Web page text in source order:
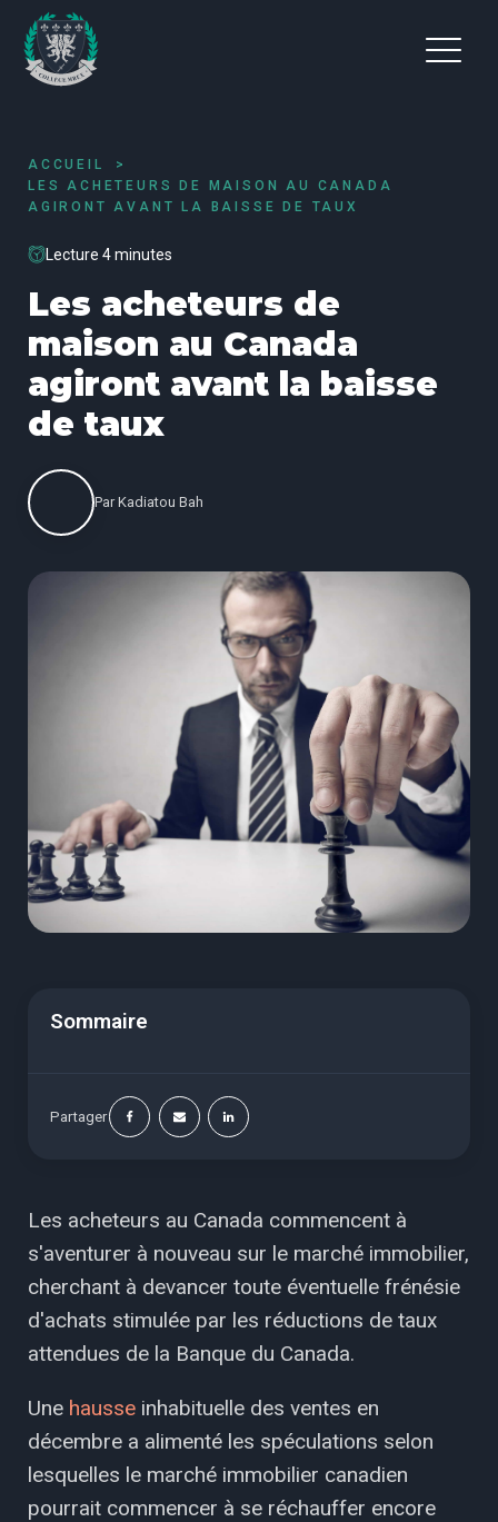
ACCUEIL
LES ACHETEURS DE MAISON AU CANADA
AGIRONT AVANT LA BAISSE DE TAUX
Lecture 4 minutes
Les acheteurs de
maison au Canada
agiront avant la baisse
de taux
Par Kadiatou Bah
Sommaire
Partager
Les acheteurs au Canada commencent à
s'aventurer à nouveau sur le marché immobilier,
cherchant à devancer toute éventuelle frénésie
d'achats stimulée par les réductions de taux
attendues de la Banque du Canada.
Une hausse inhabituelle des ventes en
décembre a alimenté les spéculations selon
lesquelles le marché immobilier canadien
pourrait commencer à se réchauffer encore